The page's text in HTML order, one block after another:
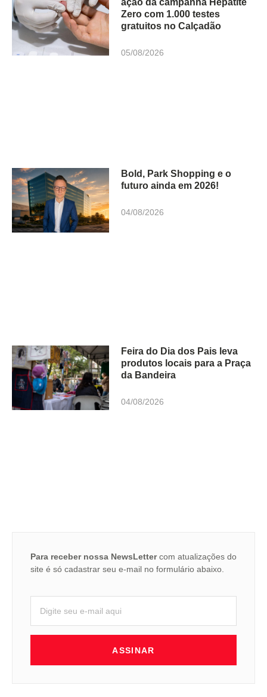
Zero com 1.000 testes
gratuitos no Calçadão
05/08/2026
Bold, Park Shopping e o
futuro ainda em 2026!
04/08/2026
Feira do Dia dos Pais leva
produtos locais para a Praça
da Bandeira
04/08/2026
Para receber nossa NewsLettercom atualizações do
site é só cadastrar seu e-mail no formulário abaixo.
ASSINAR